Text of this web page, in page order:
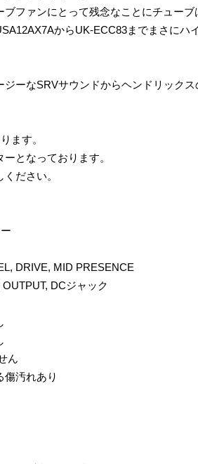
ブファンにとって残念なことにチュー
からUK-ECC83までまさにハ
ジーなSRVサウンドからヘンドリック
ます。
となっております。
ださい。
DRIVE, MID PRESENCE
DCジャック
ん
汚れあり